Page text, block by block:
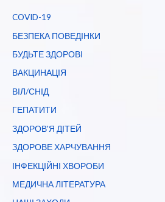
COVID-19
БЕЗПЕКА ПОВЕДІНКИ
БУДЬТЕ ЗДОРОВІ
ВАКЦИНАЦІЯ
ВІЛ/СНІД
ГЕПАТИТИ
ЗДОРОВ'Я ДІТЕЙ
ЗДОРОВЕ ХАРЧУВАННЯ
ІНФЕКЦІЙНІ ХВОРОБИ
МЕДИЧНА ЛІТЕРАТУРА